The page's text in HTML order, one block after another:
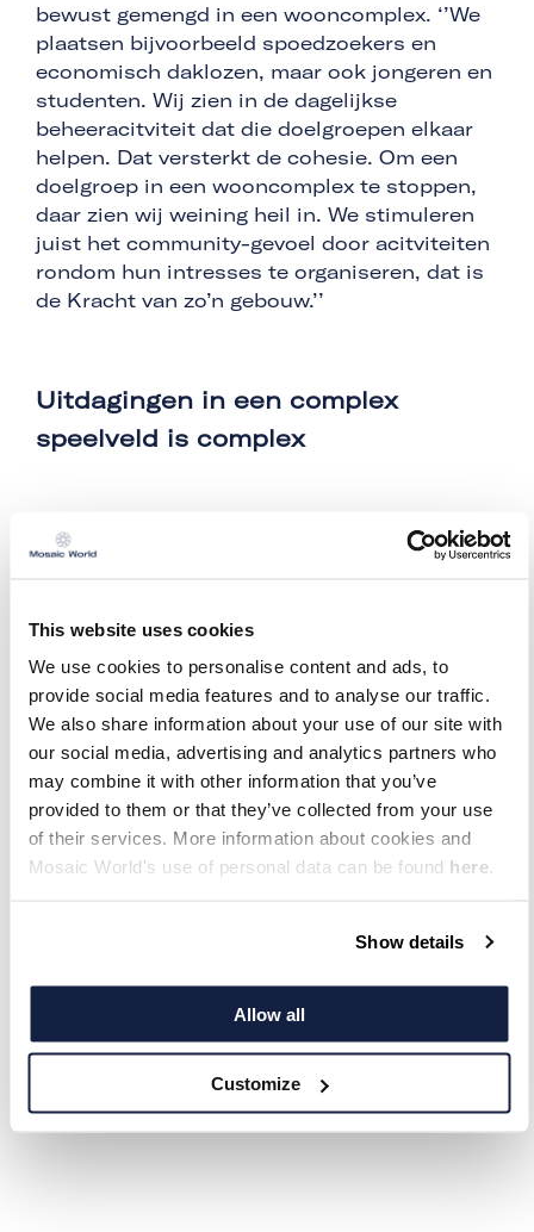
This website uses cookies
We use cookies to personalise content and ads, to
provide social media features and to analyse our traffic.
We also share information about your use of our site with
our social media, advertising and analytics partners who
may combine it with other information that you’ve
provided to them or that they’ve collected from your use
of their services. More information about cookies and
Mosaic World's use of personal data can be found here.
Show details
Allow all
Customize
bewust gemengd in een wooncomplex. ‘’We
plaatsen bijvoorbeeld spoedzoekers en
economisch daklozen, maar ook jongeren en
studenten. Wij zien in de dagelijkse
beheeracitviteit dat die doelgroepen elkaar
helpen. Dat versterkt de cohesie. Om een
doelgroep in een wooncomplex te stoppen,
daar zien wij weining heil in. We stimuleren
juist het community-gevoel door acitviteiten
rondom hun intresses te organiseren, dat is
de Kracht van zo’n gebouw.’’
Uitdagingen in een complex
speelveld is complex
uitdagingen. ‘’Het politieke speelveld is
doelgroep heft momneteel een urgente
huisvestingsbehoefte: jongeren komen niet
aan een woning, studenten niet,
statushouders niet. Maar ook de
doorstroomgroep, die vanuit kleinere
woningen de volgende stap wil maken niet.’’’
Monoma focust zich voornamelijk op
studenten en jongeren. ‘’Daar ligt onze
Kracht, ook met ons beheer en de mensen
hij benadrukt: ‘’Wij zijn heel breed. Van
desgewenst kunnen we ook meedoen in een
investering. Dat totaalplaatje is uitzonderlijk